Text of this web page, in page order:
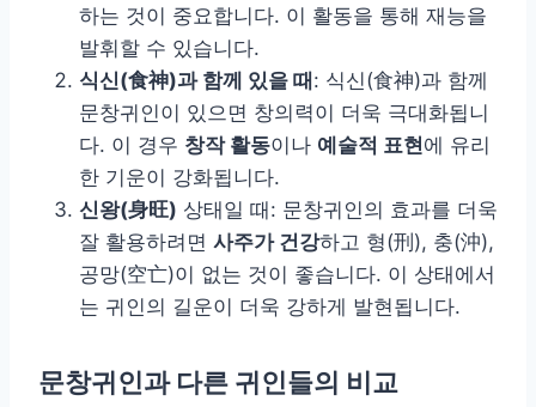
하는 것이 중요합니다. 이 활동을 통해 재능을
발휘할 수 있습니다.
식신(食神)과 함께 있을 때: 식신(食神)과 함께
문창귀인이 있으면 창의력이 더욱 극대화됩니
다. 이 경우 창작 활동이나 예술적 표현에 유리
한 기운이 강화됩니다.
신왕(身旺) 상태일 때: 문창귀인의 효과를 더욱
잘 활용하려면 사주가 건강하고 형(刑), 충(沖),
공망(空亡)이 없는 것이 좋습니다. 이 상태에서
는 귀인의 길운이 더욱 강하게 발현됩니다.
문창귀인과 다른 귀인들의 비교